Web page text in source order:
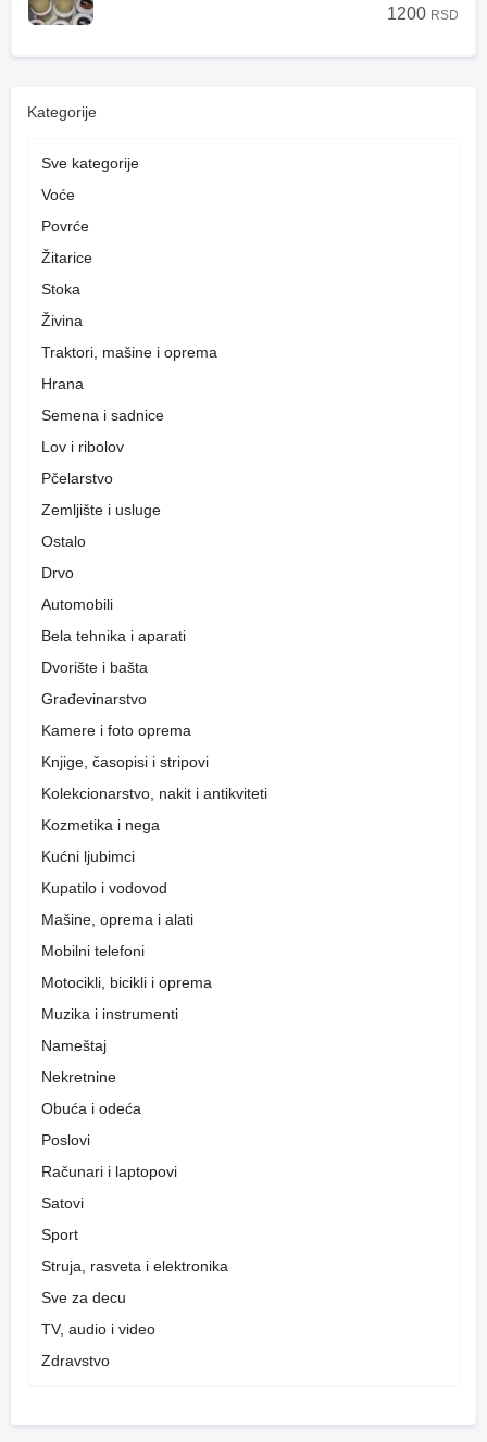
1200 RSD
Kategorije
Sve kategorije
Voće
Povrće
Žitarice
Stoka
Živina
Traktori, mašine i oprema
Hrana
Semena i sadnice
Lov i ribolov
Pčelarstvo
Zemljište i usluge
Ostalo
Drvo
Automobili
Bela tehnika i aparati
Dvorište i bašta
Građevinarstvo
Kamere i foto oprema
Knjige, časopisi i stripovi
Kolekcionarstvo, nakit i antikviteti
Kozmetika i nega
Kućni ljubimci
Kupatilo i vodovod
Mašine, oprema i alati
Mobilni telefoni
Motocikli, bicikli i oprema
Muzika i instrumenti
Nameštaj
Nekretnine
Obuća i odeća
Poslovi
Računari i laptopovi
Satovi
Sport
Struja, rasveta i elektronika
Sve za decu
TV, audio i video
Zdravstvo